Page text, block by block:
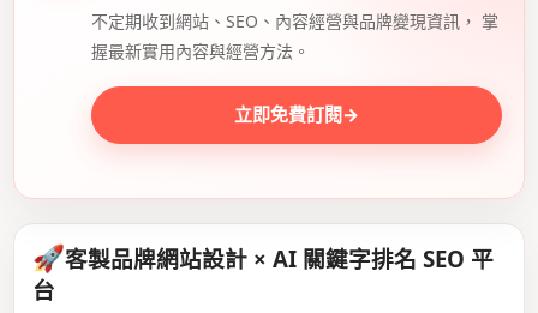
不定期收到網站、SEO、內容經營與品牌變現資訊， 掌
握最新實用內容與經營方法。
立即免費訂閱→
🚀客製品牌網站設計 × AI 關鍵字排名 SEO 平
台